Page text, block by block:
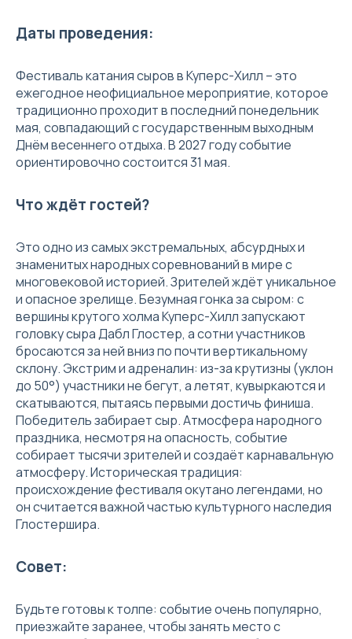
Даты проведения:
Фестиваль катания сыров в Куперс-Хилл – это
ежегодное неофициальное мероприятие, которое
традиционно проходит в последний понедельник
мая, совпадающий с государственным выходным
Днём весеннего отдыха. В 2027 году событие
ориентировочно состоится 31 мая.
Что ждёт гостей?
Это одно из самых экстремальных, абсурдных и
знаменитых народных соревнований в мире с
многовековой историей. Зрителей ждёт уникальное
и опасное зрелище. Безумная гонка за сыром: с
вершины крутого холма Куперс-Хилл запускают
головку сыра Дабл Глостер, а сотни участников
бросаются за ней вниз по почти вертикальному
склону. Экстрим и адреналин: из-за крутизны (уклон
до 50°) участники не бегут, а летят, кувыркаются и
скатываются, пытаясь первыми достичь финиша.
Победитель забирает сыр. Атмосфера народного
праздника, несмотря на опасность, событие
собирает тысячи зрителей и создаёт карнавальную
атмосферу. Историческая традиция:
происхождение фестиваля окутано легендами, но
он считается важной частью культурного наследия
Глостершира.
Совет:
Будьте готовы к толпе: событие очень популярно,
приезжайте заранее, чтобы занять место с